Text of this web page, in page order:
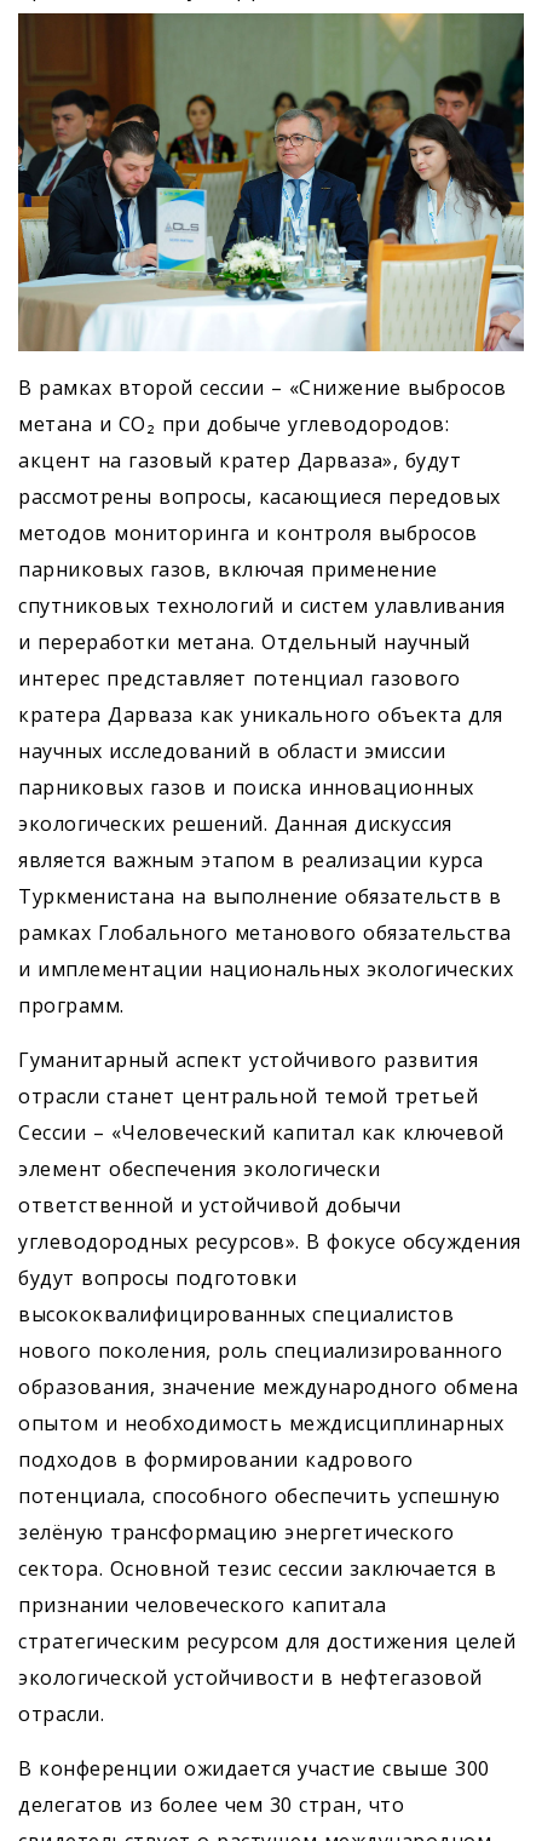
В рамках второй сессии – «Снижение выбросов
метана и CO₂ при добыче углеводородов:
акцент на газовый кратер Дарваза», будут
рассмотрены вопросы, касающиеся передовых
методов мониторинга и контроля выбросов
парниковых газов, включая применение
спутниковых технологий и систем улавливания
и переработки метана. Отдельный научный
интерес представляет потенциал газового
кратера Дарваза как уникального объекта для
научных исследований в области эмиссии
парниковых газов и поиска инновационных
экологических решений. Данная дискуссия
является важным этапом в реализации курса
Туркменистана на выполнение обязательств в
рамках Глобального метанового обязательства
и имплементации национальных экологических
программ.
Гуманитарный аспект устойчивого развития
отрасли станет центральной темой третьей
Сессии – «Человеческий капитал как ключевой
элемент обеспечения экологически
ответственной и устойчивой добычи
углеводородных ресурсов». В фокусе обсуждения
будут вопросы подготовки
высококвалифицированных специалистов
нового поколения, роль специализированного
образования, значение международного обмена
опытом и необходимость междисциплинарных
подходов в формировании кадрового
потенциала, способного обеспечить успешную
зелёную трансформацию энергетического
сектора. Основной тезис сессии заключается в
признании человеческого капитала
стратегическим ресурсом для достижения целей
экологической устойчивости в нефтегазовой
отрасли.
В конференции ожидается участие свыше 300
делегатов из более чем 30 стран, что